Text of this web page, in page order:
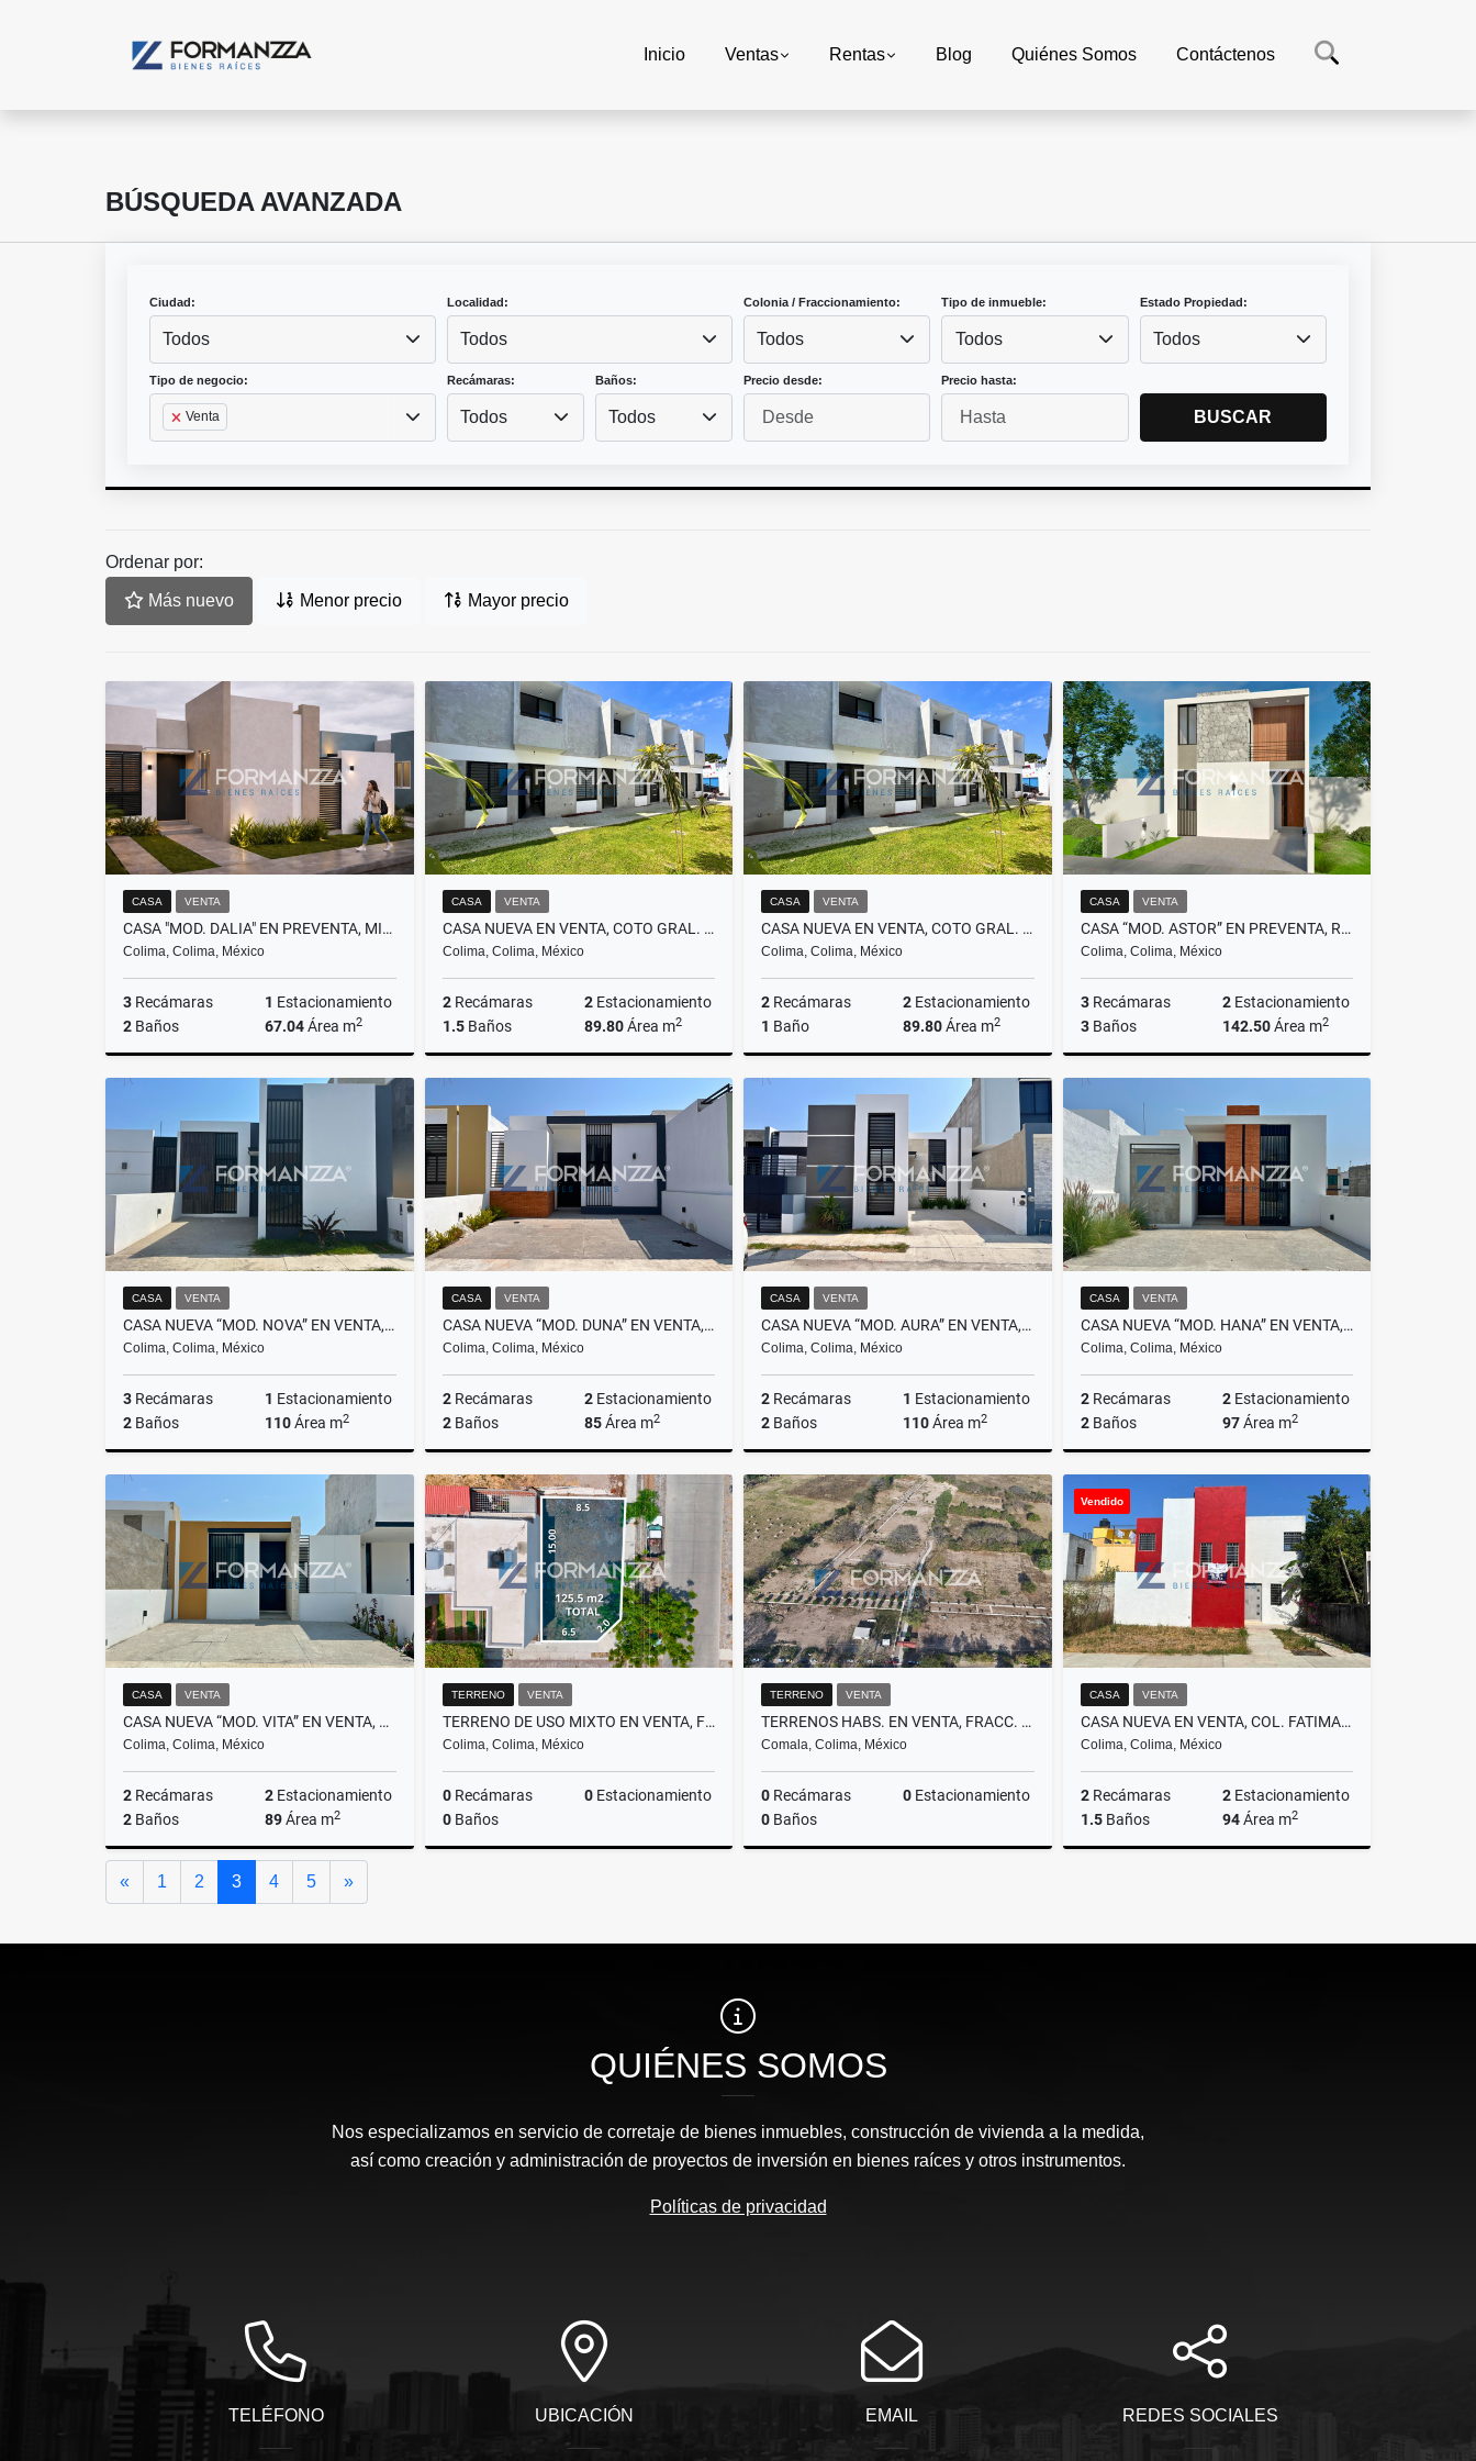
Inicio Ventas Rentas Blog Quiénes Somos Contáctenos
BÚSQUEDA AVANZADA
Ciudad:
Todos
Localidad:
Todos
Colonia / Fraccionamiento:
Todos
Tipo de inmueble:
Todos
Estado Propiedad:
Todos
Tipo de negocio:
Venta
Recámaras:
Todos
Baños:
Todos
Precio desde: Precio hasta:
BUSCAR
Ordenar por:
Más nuevo Menor precio Mayor precio
CASA VENTA
CASA "MOD. DALIA" EN PREVENTA, MILENIO III, COLIMA
Colima, Colima, México
3 Recámaras 1 Estacionamiento
2 Baños 67.04Área m2
Venta
CASA VENTA
CASA NUEVA EN VENTA, COTO GRAL. NÚÑEZ, COLIMA
Colima, Colima, México
2Recámaras 2Estacionamiento
1.5Baños 89.80Área m2
$2,025,000
CASA VENTA
CASA NUEVA EN VENTA, COTO GRAL. NÚÑEZ, COLIMA
Colima, Colima, México
2 Recámaras 2 Estacionamiento
1 Baño 89.80Área m2
Venta
$1,850,000
CASA VENTA
CASA “MOD. ASTOR” EN PREVENTA, RESIDENCIAL PUNTO RIOJA, COLIMA
Colima, Colima, México
3Recámaras 2Estacionamiento
3Baños 142.50Área m2
CASA VENTA
CASA NUEVA “MOD. NOVA” EN VENTA, RESIDENCIAL PUNTO RIOJA, COLIMA
Colima, Colima, México
3 Recámaras 1 Estacionamiento
2 Baños 110Área m2
$2,135,000
CASA VENTA
CASA NUEVA “MOD. DUNA” EN VENTA, RESIDENCIAL PUNTO RIOJA, COLIMA
Colima, Colima, México
2Recámaras 2Estacionamiento
2Baños 85Área m2
$1,895,000
CASA VENTA
CASA NUEVA “MOD. AURA” EN VENTA, RESIDENCIAL PUNTO RIOJA, COLIMA
Colima, Colima, México
2 Recámaras 1 Estacionamiento
2 Baños 110Área m2
Venta
$2,135,000
CASA VENTA
CASA NUEVA “MOD. HANA” EN VENTA, RESIDENCIAL PUNTO RIOJA, COLIMA
Colima, Colima, México
2Recámaras 2Estacionamiento
2Baños 97Área m2
Venta
$1,895,000
CASA VENTA
CASA NUEVA “MOD. VITA” EN VENTA, RESIDENCIAL PUNTO RIOJA, COLIMA
Colima, Colima, México
2 Recámaras 2 Estacionamiento
2 Baños 89Área m2
Venta
$1,900,000
TERRENO VENTA
TERRENO DE USO MIXTO EN VENTA, FRACC. MARGARITAS, COLIMA
Colima, Colima, México
0Recámaras 0Estacionamiento
0Baños
TERRENO VENTA
TERRENOS HABS. EN VENTA, FRACC. SAN GABRIEL, NOGUERAS, COMALA
Comala, Colima, México
0 Recámaras 0 Estacionamiento
0 Baños
Vendido
CASA VENTA
CASA NUEVA EN VENTA, COL. FATIMA, COLIMA
Colima, Colima, México
2Recámaras 2Estacionamiento
1.5Baños 94Área m2
« Anterior
1 2 3 4 5 »Siguiente
QUIÉNES SOMOS
Nos especializamos en servicio de corretaje de bienes inmuebles, construcción de vivienda a la medida,
así como creación y administración de proyectos de inversión en bienes raíces y otros instrumentos.
Políticas de privacidad
TELÉFONO UBICACIÓN EMAIL REDES SOCIALES